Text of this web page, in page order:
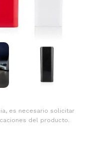
es necesario solicitar
del producto.